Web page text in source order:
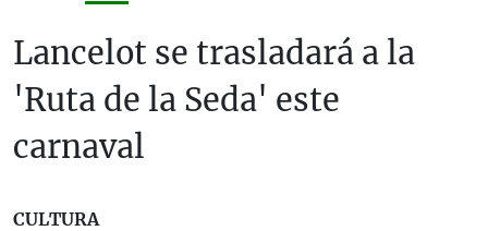
Lancelot se trasladará a la
'Ruta de la Seda' este
carnaval
CULTURA